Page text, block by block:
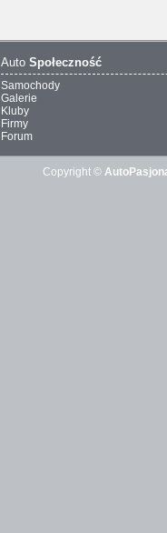
Auto Społeczność
Samochody
Galerie
Kluby
Firmy
Forum
Copyright ©